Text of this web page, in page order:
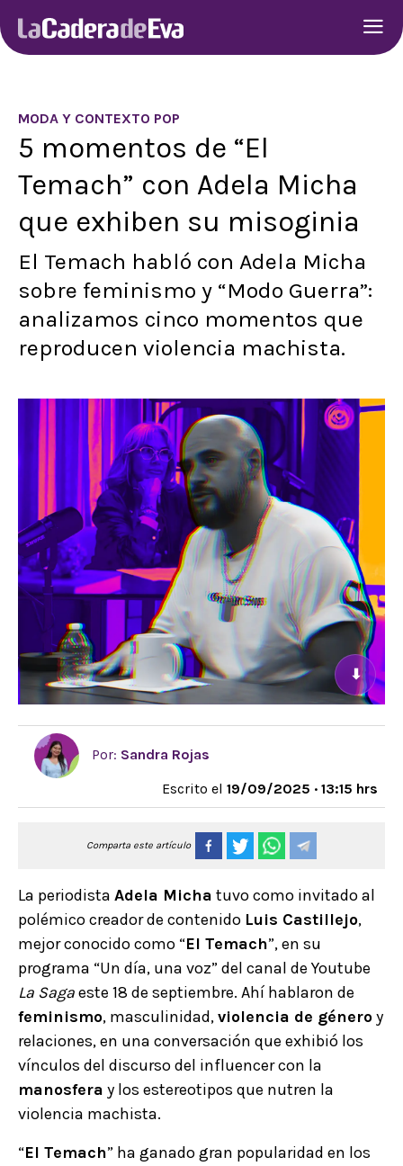
MODA Y CONTEXTO POP
5 momentos de “El
Temach” con Adela Micha
que exhiben su misoginia
El Temach habló con Adela Micha
sobre feminismo y “Modo Guerra”:
analizamos cinco momentos que
reproducen violencia machista.
⬇
Por: Sandra Rojas
Escrito el 19/09/2025 · 13:15 hrs
Comparta este artículo
La periodista Adela Micha tuvo como invitado al
polémico creador de contenido Luis Castillejo,
mejor conocido como “El Temach”, en su
programa “Un día, una voz” del canal de Youtube
La Sagaeste 18 de septiembre. Ahí hablaron de
feminismo, masculinidad,violencia de géneroy
relaciones, en una conversación que exhibió los
vínculos del discurso del influencer con la
manosfera y los estereotipos que nutren la
violencia machista.
“El Temach” ha ganado gran popularidad en los